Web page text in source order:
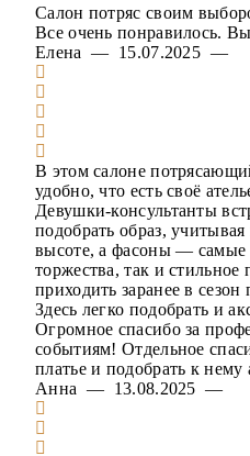
Салон потряс своим
Все очень понравилось.
Елена — 15.07.2025 —
В этом салоне
удобно, что есть своё
Девушки-консультанты
подобрать образ,
высоте, а фасоны — самые
торжества, так и
приходить заранее в
Здесь легко подобрать и
Огромное спасибо за
событиям! Отдельное
платье и подобрать к нему
Анна — 13.08.2025 —